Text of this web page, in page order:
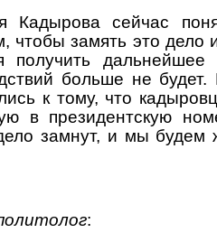
Кадырова сейчас
чтобы замять это дело
дальнейшее
больше не
к тому, что
в президентскую
замнут, и мы будем
: